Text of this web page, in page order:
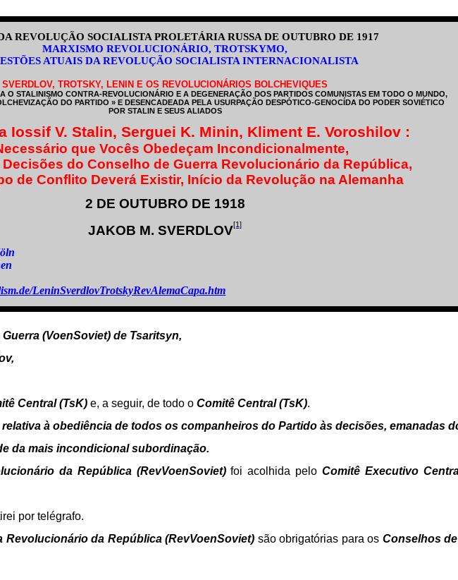
REVOLUÇÃO SOCIALISTA PROLETÁRIA RUSSA DE OUTUBRO DE 1917
MARXISMO REVOLUCIONÁRIO, TROTSKYMO,
ATUAIS DA REVOLUÇÃO SOCIALISTA INTERNACIONALISTA
SVERDLOV, TROTSKY, LENIN E OS REVOLUCIONÁRIOS BOLCHEVIQUES
O STALINISMO CONTRA-REVOLUCIONÁRIO E A DEGENERAÇÃO DOS PARTIDOS COMUNISTAS EM TODO O MUNDO,
DO PARTIDO » E DESENCADEADA PELA USURPAÇÃO DESPÓTICO-GENOCÍDA DO PODER SOVIÉTICO
POR STALIN E SEUS ALIADOS
Iossif V. Stalin, Serguei K. Minin, Kliment E. Voroshilov :
que Vocês Obedeçam Incondicionalmente,
do Conselho de Guerra Revolucionário da República,
de Conflito Deverá Existir, Início da Revolução na Alemanha
2 DE OUTUBRO DE 1918
JAKOB M. SVERDLOV[1]
LeninSverdlovTrotskyRevAlemaCapa.htm
(VoenSoviet) de Tsaritsyn,
Central (TsK) e, a seguir, de todo o Comitê Central (TsK).
à obediência de todos os companheiros do Partido às decisões, emanadas
da mais incondicional subordinação.
da República (RevVoenSoviet)foi acolhida peloComitê Executivo
por telégrafo.
Revolucionário da República (RevVoenSoviet) são obrigatórias para os Conselhos